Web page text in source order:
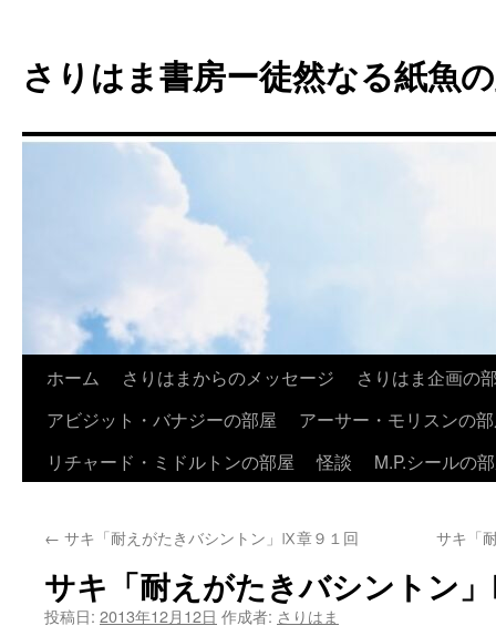
テ
ン
へ
さりはま書房ー徒然なる紙魚
ホーム さりはまからのメッセージ
さりはま企画の
アビジット・バナジーの部屋
アーサー・モリスンの
リチャード・ミドルトンの部屋
怪談 M.P.シールの
← サキ「耐えがたきバシントン」Ⅸ章９１回 サキ「
サキ「耐えがたきバシントン
投稿日: 2013年12月12日 作成者: さりはま